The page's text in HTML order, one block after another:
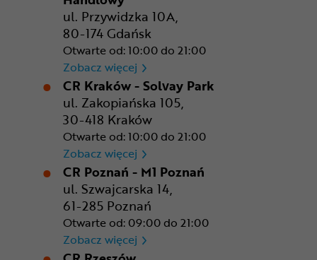
ul. Przywidzka 10A,
80-174 Gdańsk
Otwarte od: 10:00 do 21:00
Zobacz więcej CR Gdańsk - Morski Park
CR Kraków - Solvay Park
ul. Zakopiańska 105,
30-418 Kraków
Otwarte od: 10:00 do 21:00
Zobacz więcej CR Kraków - Solvay Park
CR Poznań - M1 Poznań
ul. Szwajcarska 14,
61-285 Poznań
Otwarte od: 09:00 do 21:00
Zobacz więcej CR Poznań - M1 Poznań